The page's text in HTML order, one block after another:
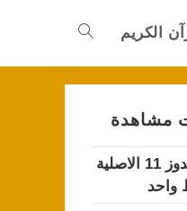
الكريم Toggle
مشاهدة
تحميل احدث نسخ ويندوز 11 الاصلية
واحد